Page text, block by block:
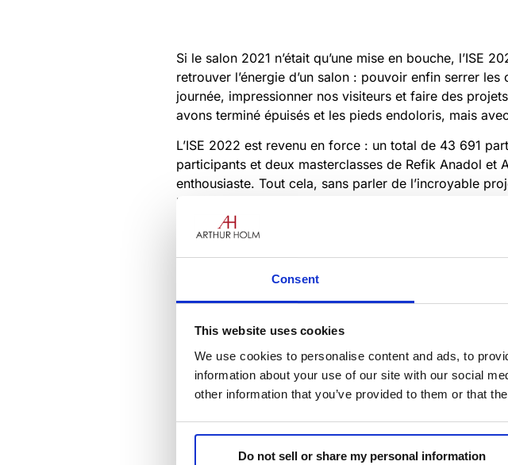
Consent
This website uses cookies
We use cookies to personalise content and ads, to
information about your use of our site with our social
other information that you’ve provided to them or that
Do not sell or share my personal information
Si le salon 2021 n’était qu’une mise en bouche, l’ISE
retrouver l’énergie d’un salon : pouvoir enfin serrer
journée, impressionner nos visiteurs et faire des
avons terminé épuisés et les pieds endoloris, mais
L’ISE 2022 est revenu en force : un total de 43 691
participants et deux masterclasses de Refik Anadol et
enthousiaste. Tout cela, sans parler de l’incroyable
l’ensemble, c’était un q
Et si vous n’avez pas pu y assister, ne vous